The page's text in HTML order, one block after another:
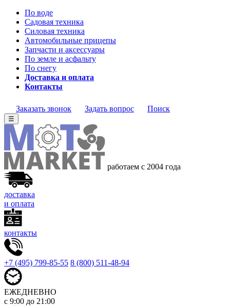
По воде
Садовая техника
Силовая техника
Автомобильные прицепы
Запчасти и аксессуары
По земле и асфальту
По снегу
Доставка и оплата
Контакты
Заказать звонок Задать вопрос Поиск
☰
работаем с 2004 года
доставка
и оплата
контакты
+7 (495) 799-85-55 8 (800) 511-48-94
ЕЖЕДНЕВНО
с 9:00 до 21:00